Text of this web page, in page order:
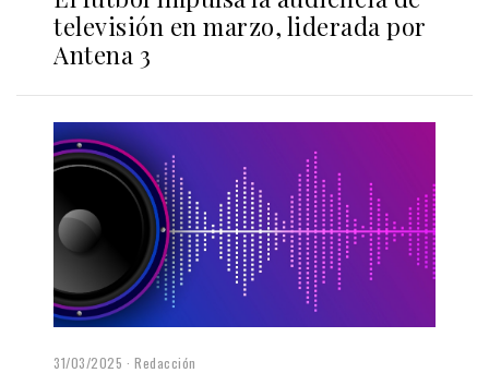
televisión en marzo, liderada por
Antena 3
31/03/2025 Redacción